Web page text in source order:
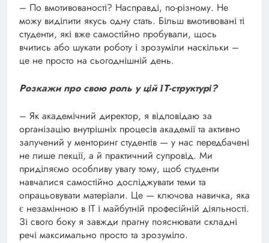
– По вмотивованості? Насправді, по-різному. Не
можу виділити якусь одну стать. Більш вмотивовані ті
студенти, які вже самостійно пробували, щось
вчитись або шукати роботу і зрозуміли наскільки –
це не просто на сьогоднішній день.
Розкажи про свою роль у цій ІТ-структурі?
– Як академічний директор, я відповідаю за
організацію внутрішніх процесів академії та активно
залучений у менторинг студентів — у нас передбачені
не лише лекції, а й практичний супровід. Ми
приділяємо особливу увагу тому, щоб студенти
навчалися самостійно досліджувати теми та
опрацьовувати матеріали. Це — ключова навичка, яка
є незамінною в IT і майбутній професійній діяльності.
Зі свого боку я завжди прагну пояснювати складні
речі максимально просто та зрозуміло.